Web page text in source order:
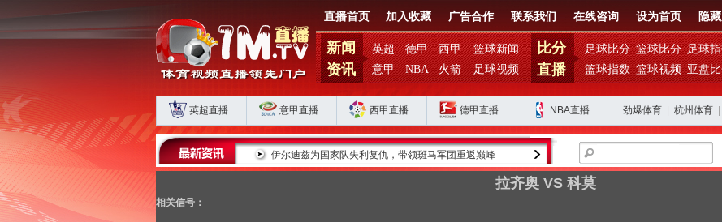
直播首页 加入收藏 广告合作 联系我们 在线咨询 设为首页 隐
新闻
资讯
英超 德甲 西甲
篮球新闻
意甲
NBA 火箭 足球视频
比分
直播
足球比分 篮球比分 足球
篮球指数 篮球视频 亚盘
英超直播 意甲直播 西甲直播 德甲直播 NBA直播 劲爆体育 杭州体育
五连平藏肋部危机 海港申花双败揭扣分时代生存 伊尔迪兹为国家队失利复仇，带领斑马军团重返巅峰 金球奖得主罗德里的皇马之路为何停滞？
拉齐奥 VS 科莫
相关信号：